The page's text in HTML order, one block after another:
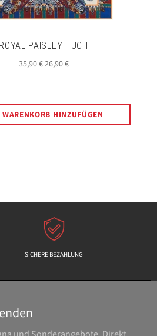
ROYAL PAISLEY TUCH
Normaler
35,90 €Sonderpreis
26,90 €
HINZUFÜGEN
SICHERE BEZAHLUNG